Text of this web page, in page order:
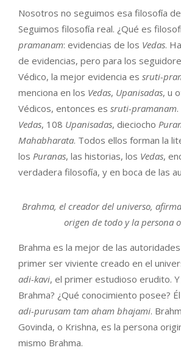
Nosotros no seguimos esa filosofía de
Seguimos filosofía real. ¿Qué es
pramanam: evidencias de los Vedas.
de evidencias, pero para los
Védico, la mejor evidencia es sruti-
menciona en los Vedas, Upanisadas, u
Védicos, entonces es sruti-pramanam
Vedas, 108 Upanisadas, dieciocho
Mahabharata. Todos ellos forman la
los Puranas, las historias, los Vedas,
verdadera filosofía, y en boca de las
Brahma, el creador del universo,
origen de todo y la persona
Brahma es la mejor de las
primer ser viviente creado en el
adi-kavi, el primer estudioso erudito. Y
Brahma? ¿Qué conocimiento posee?
adi-purusam tam aham bhajami.
Govinda, o Krishna, es la persona
mismo Brahma.